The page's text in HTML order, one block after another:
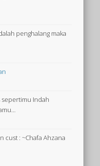
penghalang maka
sepertimu Indah
cust : ~Chafa Ahzana